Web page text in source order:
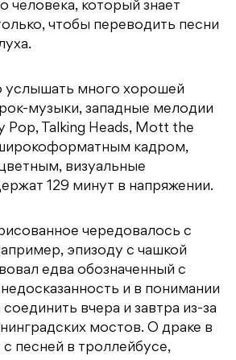
человека, который знает
чтобы переводить песни
услышать много хорошей
музыки, западные мелодии
Pop, Talking Heads, Mott the
кадром,
визуальные
129 минут в напряжении.
чередовалось с
эпизоду с чашкой
едва обозначенный с
и в понимании
вчера и завтра из-за
мостов. О драке в
с песней в троллейбусе,